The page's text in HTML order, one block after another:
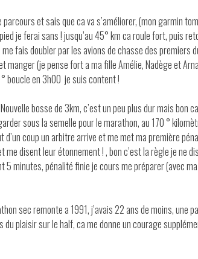
et sais que ca va s’améliorer, (mon garmin
je ferai sans ! jusqu’au 45° km ca roule fort, puis
fais doubler par les avions de chasse des premiers
manger (je pense fort a ma fille Amélie, Nadège et
boucle en 3h00 je suis content !
bosse de 3km, c’est un peu plus dur mais bon
sous la semelle pour le marathon, au 170 °
coup un arbitre arrive et me met ma première
disent leur étonnement ! , bon c’est la règle je ne
5 minutes, pénalité finie je cours me préparer (avec
sec remonte a 1991, j’avais 22 ans de moins, une
plaisir sur le half, ca me donne un courage